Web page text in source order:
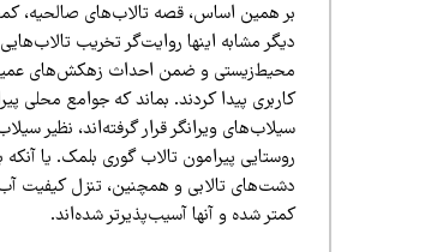
بر همین اساس، قصه تالاب‌های صالحیه،
دیگر مشابه اینها روایت‌گر تخریب
محیط‌زیستی و ضمن احداث زهکش‌های عمیق
کاربری پیدا کردند. بماند که جوامع
روستایی پیرامون تالاب گوری بلمک. یا
دشت‌های تالابی و همچنین، تنزل کیفیت
کمتر شده و آنها آسیب‌پذیرتر شده‌اند.